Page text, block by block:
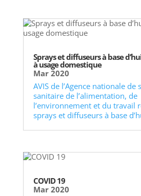
Sprays et diffuseurs à base
à usage domestique
Mar 2020
AVIS de l’Agence nationale de
sanitaire de l’alimentation, de
l’environnement et du travail
sprays et diffuseurs à base
COVID 19
Mar 2020